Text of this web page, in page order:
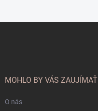
MOHLO BY VÁS ZAUJÍMAŤ
O nás